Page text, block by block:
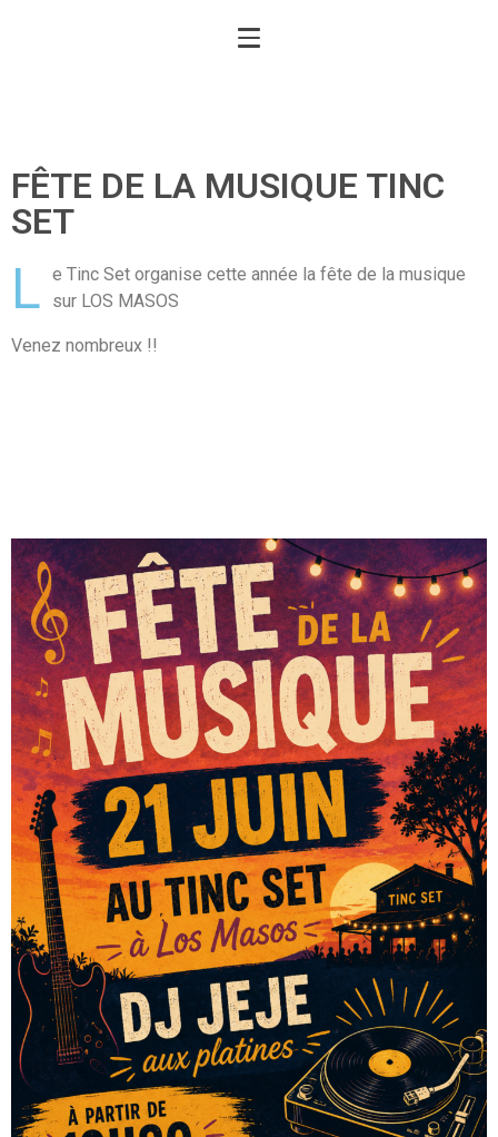
FÊTE DE LA MUSIQUE TINC
SET
L e Tinc Set organise cette année la fête de la musique
sur LOS MASOS
Venez nombreux !!